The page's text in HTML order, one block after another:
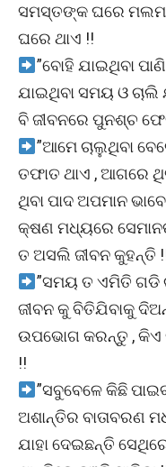
ସମସ୍ତଙ୍କ ଘରେ
ଘରେ ଥାଏ !!
”ବୋହି ଯାଇଥିବା
ଯାଇଥିବା ସମୟ ଓ ଚାଲି
ବି ଜୀବନରେ ପୁନଶ୍ଚ
”ଆମେ ଚାଲୁଥିବା
ତଫାତ ଥାଏ , ଆଗରେ
ଥିବା ପାଦ ଅପମାନ
କ୍ଷଣ ମଧ୍ୟରେ
ତ ଅସଲି ଜୀବନ କୁହନ୍ତି
”ସମୟ ତ ଏମିତି ଗଡି
ଜୀବନ କୁ ବିତିଯିବାକୁ
ଉପଭୋଗ କରନ୍ତୁ , କିଏ
!!
”ସବୁବେଳେ କିଛି
ଅଶାନ୍ତିର ବାତାବରଣ
ଯାହା ଦେଇଛନ୍ତି